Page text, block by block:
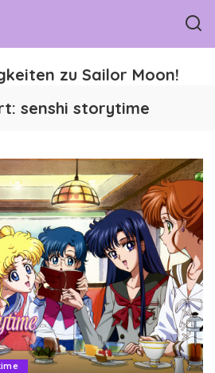
zu Sailor Moon!
senshi storytime